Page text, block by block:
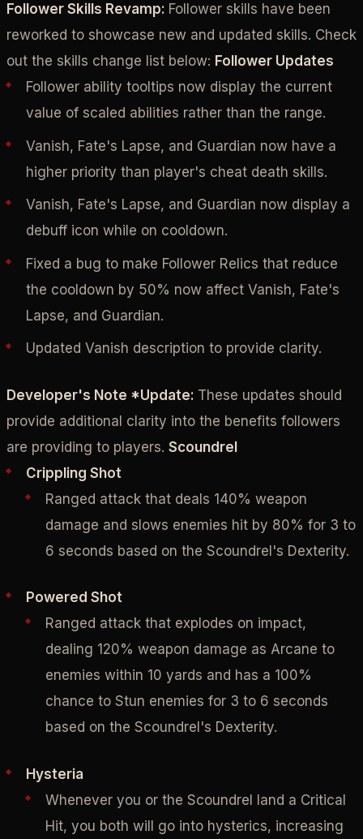
Follower Skills Revamp: Follower skills have been
reworked to showcase new and updated skills. Check
out the skills change list below: Follower Updates
Follower ability tooltips now display the current
value of scaled abilities rather than the range.
Vanish, Fate's Lapse, and Guardian now have a
higher priority than player's cheat death skills.
Vanish, Fate's Lapse, and Guardian now display a
debuff icon while on cooldown.
Fixed a bug to make Follower Relics that reduce
the cooldown by 50% now affect Vanish, Fate's
Lapse, and Guardian.
Updated Vanish description to provide clarity.
Developer's Note *Update: These updates should
provide additional clarity into the benefits followers
are providing to players. Scoundrel
Crippling Shot
Ranged attack that deals 140% weapon
damage and slows enemies hit by 80% for 3 to
6 seconds based on the Scoundrel's Dexterity.
Powered Shot
Ranged attack that explodes on impact,
dealing 120% weapon damage as Arcane to
enemies within 10 yards and has a 100%
chance to Stun enemies for 3 to 6 seconds
based on the Scoundrel's Dexterity.
Hysteria
Whenever you or the Scoundrel land a Critical
Hit, you both will go into hysterics, increasing